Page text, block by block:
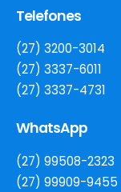
Telefones
(27) 3200-3014
(27) 3337-6011
(27) 3337-4731
WhatsApp
(27) 99508-2323
(27) 99909-9455